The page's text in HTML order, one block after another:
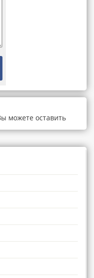
можете оставить